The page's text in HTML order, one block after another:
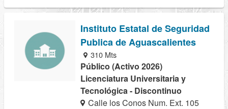
Instituto Estatal de Seguridad
Publica de Aguascalientes
310 Mts
Público (Activo 2026)
Licenciatura Universitaria y
Tecnológica - Discontinuo
Calle los Conos Num. Ext. 105